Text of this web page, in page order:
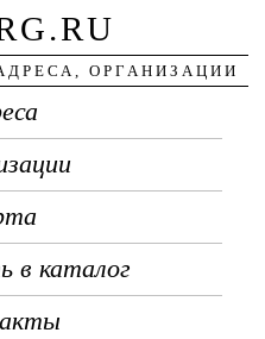
ОРГАНИЗАЦИИ
в каталог